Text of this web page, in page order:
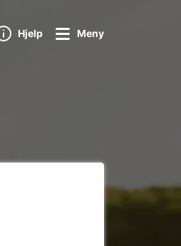
Hjelp Meny